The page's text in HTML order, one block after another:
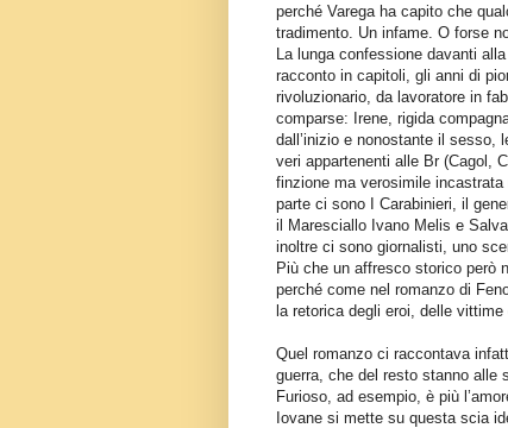
perché Varega ha capito che
tradimento. Un infame. O forse
La lunga confessione davanti
racconto in capitoli, gli anni di
rivoluzionario, da lavoratore in
comparse: Irene, rigida
dall’inizio e nonostante il sesso,
veri appartenenti alle Br (Cagol,
finzione ma verosimile
parte ci sono I Carabinieri, il
il Maresciallo Ivano Melis e
inoltre ci sono giornalisti, uno
Più che un affresco storico però
perché come nel romanzo di
la retorica degli eroi, delle vittime
Quel romanzo ci raccontava
guerra, che del resto stanno alle
Furioso, ad esempio, è più
Iovane si mette su questa scia